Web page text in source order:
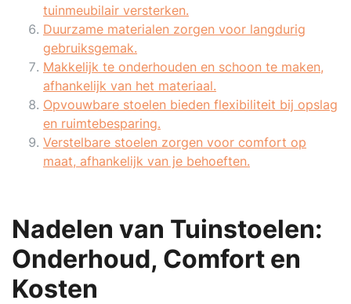
tuinmeubilair versterken.
Duurzame materialen zorgen voor langdurig
gebruiksgemak.
Makkelijk te onderhouden en schoon te maken,
afhankelijk van het materiaal.
Opvouwbare stoelen bieden flexibiliteit bij opslag
en ruimtebesparing.
Verstelbare stoelen zorgen voor comfort op
maat, afhankelijk van je behoeften.
Nadelen van Tuinstoelen:
Onderhoud, Comfort en
Kosten